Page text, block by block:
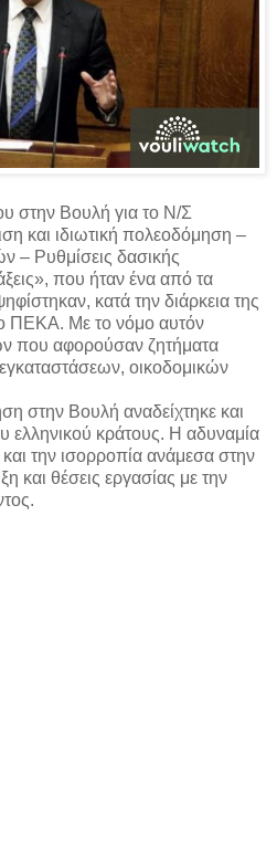
στην Βουλή για το Ν/Σ
και ιδιωτική πολεοδόμηση –
– Ρυθμίσεις δασικής
που ήταν ένα από τα
κατά την διάρκεια της
ΠΕΚΑ. Με το νόμο αυτόν
που αφορούσαν ζητήματα
οικοδομικών
στην Βουλή αναδείχτηκε και
ελληνικού κράτους. Η αδυναμία
την ισορροπία ανάμεσα στην
και θέσεις εργασίας με την